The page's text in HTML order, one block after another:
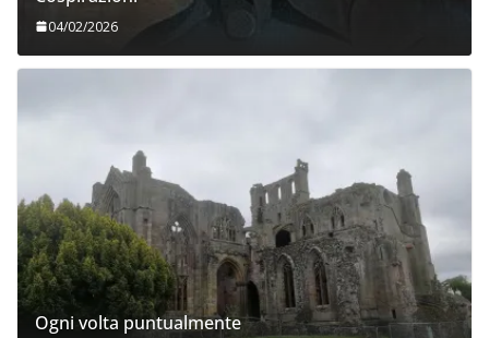
04/02/2026
Ogni volta puntualmente